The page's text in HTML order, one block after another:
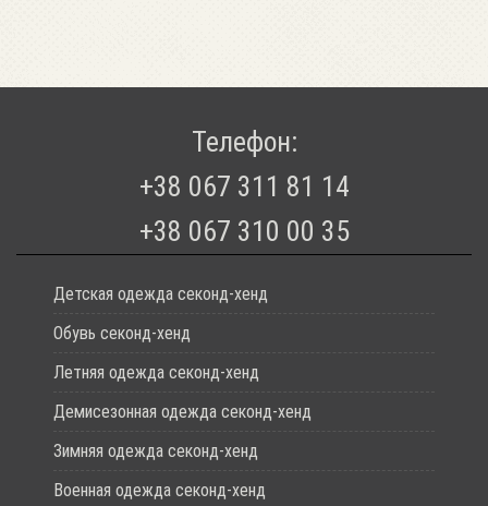
Телефон:
+38 067 311 81 14
+38 067 310 00 35
Детская одежда секонд-хенд
Обувь секонд-хенд
Летняя одежда секонд-хенд
Демисезонная одежда секонд-хенд
Зимняя одежда секонд-хенд
Военная одежда секонд-хенд